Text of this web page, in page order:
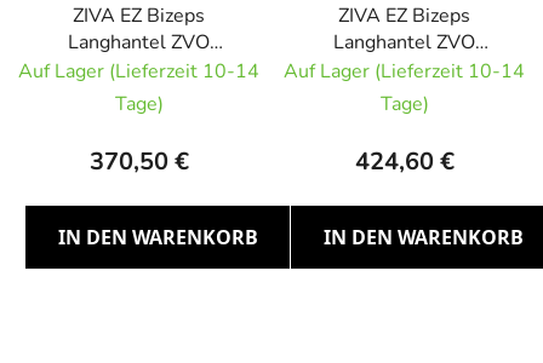
ZIVA EZ Bizeps
Langhantel ZVO
Urethan RED 17,5kg
Auf Lager (Lieferzeit 10-14
Tage)
370,50 €
IN DEN WARENKORB
ZIVA EZ Bizeps
Langhantel ZVO
Urethan RED 20kg
Auf Lager (Lieferzeit 10-14
Tage)
424,60 €
IN DEN WARENKORB